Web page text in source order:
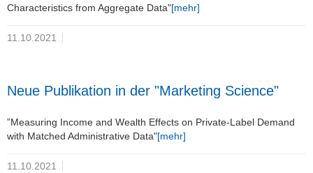
Characteristics from Aggregate Data"[mehr]
11.10.2021
Neue Publikation in der "Marketing Science"
”Measuring Income and Wealth Effects on Private-Label Demand
with Matched Administrative Data"[mehr]
11.10.2021